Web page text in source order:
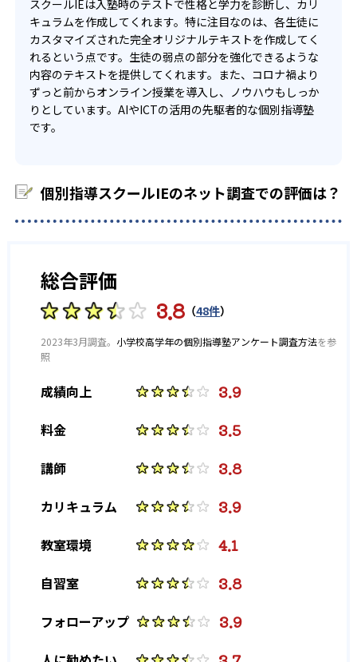
他
※2023年度 東大和校記載
他、多数合格
スクールIEは入塾時のテストで性格と学力を診断し、カリ
キュラムを作成してくれます。特に注目なのは、各生徒に
カスタマイズされた完全オリジナルテキストを作成してく
れるという点です。生徒の弱点の部分を強化できるような
内容のテキストを提供してくれます。また、コロナ禍より
ずっと前からオンライン授業を導入し、ノウハウもしっか
りとしています。AIやICTの活用の先駆者的な個別指導塾
です。
個別指導スクールIEのネット調査での評価は？
総合評価
3.8 （48件）
2023年3月調査。 小学校高学年の個別指導塾アンケート調査方法を参
照
成績向上 3.9
料金 3.5
講師 3.8
カリキュラム 3.9
教室環境 4.1
自習室 3.8
フォローアップ 3.9